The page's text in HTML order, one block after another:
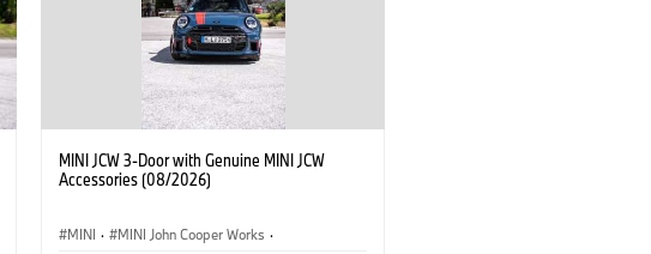
MINI JCW 3-Door with Genuine MINI JCW
Accessories (08/2026)
MINI · MINI John Cooper Works ·